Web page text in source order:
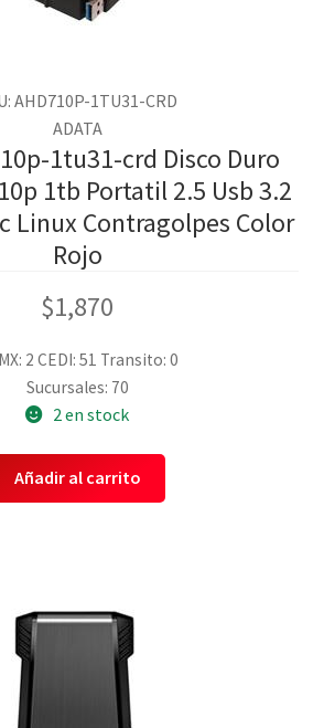
AHD710P-1TU31-CRD
ADATA
1tu31-crd Disco Duro
1tb Portatil 2.5 Usb 3.2
Linux Contragolpes Color
Rojo
$1,870
2 CEDI: 51 Transito: 0
Sucursales: 70
2 en stock
Añadir al carrito